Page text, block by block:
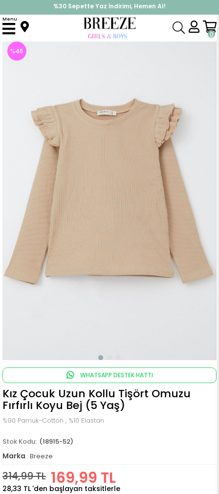
%30 Sepette Yaz İndirimi, Hemen Al!
İndirimlere ek %10 İndirimi Kap, Hemen Üye Ol!
0
Menu
Anasayfa Üst Giyim Uzun Kollu Tişört Kız Çocuk Uzun Kollu Tişört Omuzu Fırfırlı Koyu Bej (5 Yaş)
%46
WHATSAPP DESTEK HATTI
Kız Çocuk Uzun Kollu Tişört Omuzu
Fırfırlı Koyu Bej (5 Yaş)
%90 Pamuk-Cotton , %10 Elastan
(18915-52)
Marka : Breeze
314,99 TL 169,99 TL
28,33 TL 'den başlayan taksitlerle